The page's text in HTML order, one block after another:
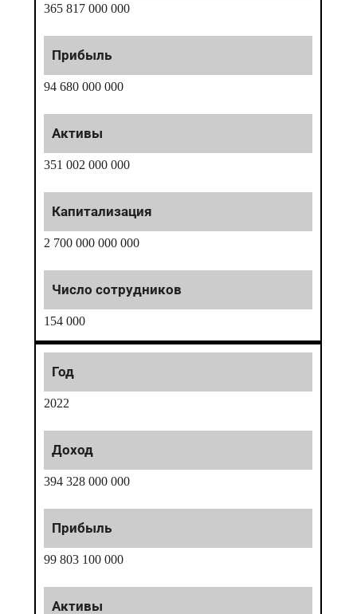
365 817 000 000
94 680 000 000
351 002 000 000
2 700 000 000 000
154 000
2022
394 328 000 000
99 803 100 000